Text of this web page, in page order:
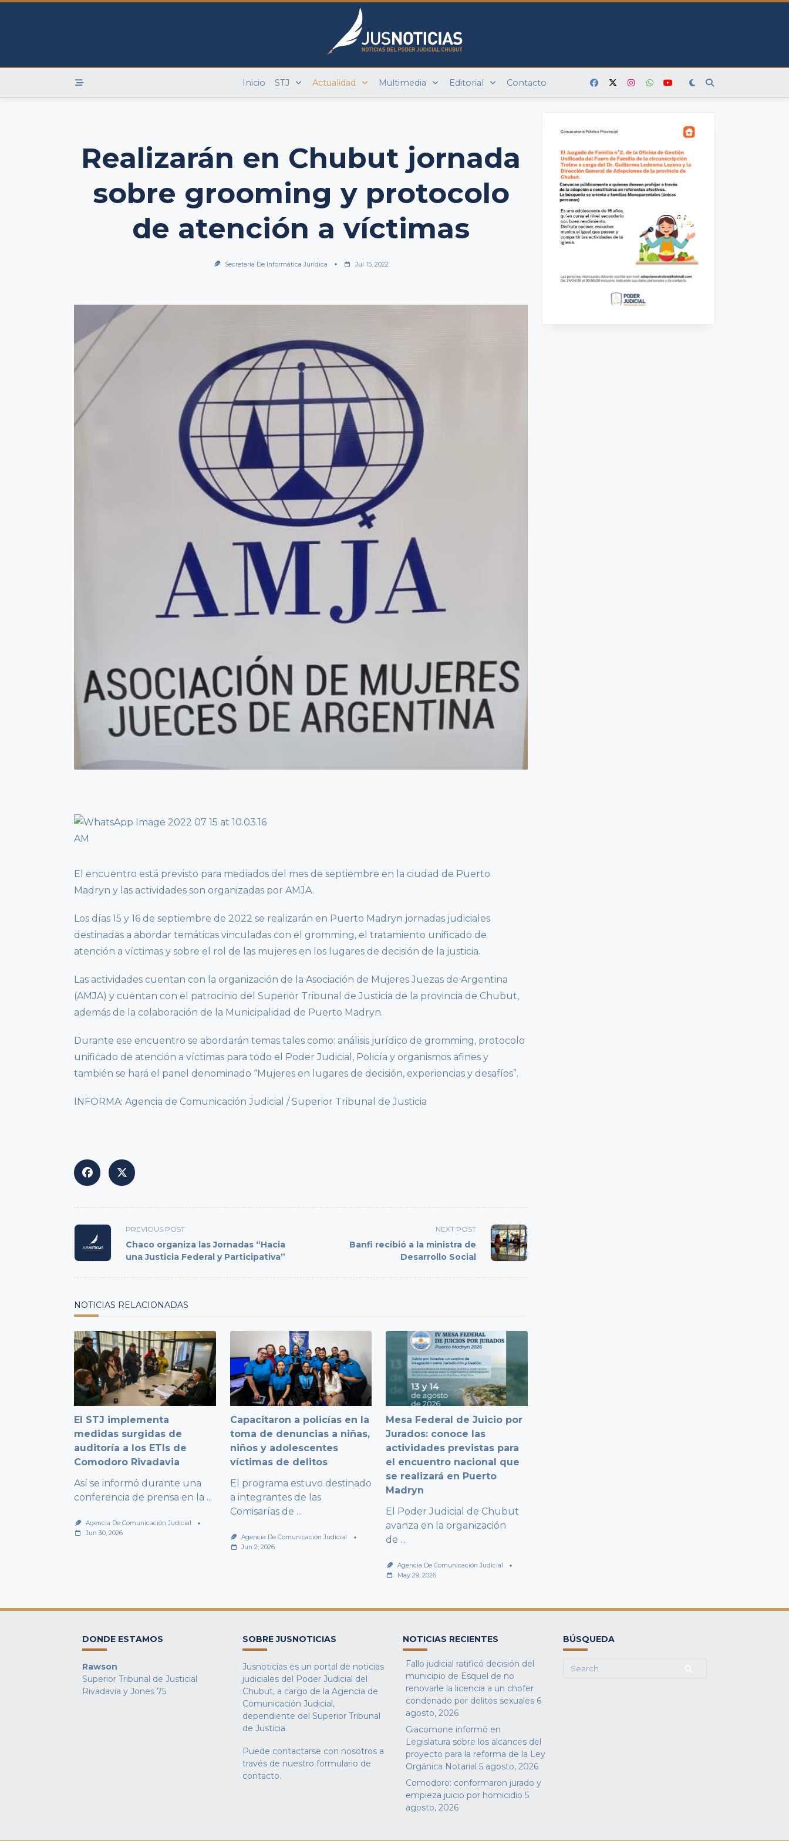
Skip
Inicio STJ Actualidad Multimedia Editorial Contacto
Realizarán en Chubut jornada
sobre grooming y protocolo
de atención a víctimas
Secretaría De Informática Jurídica Jul 15, 2022
El encuentro está previsto para mediados del mes de septiembre en la ciudad de Puerto
Madryn y las actividades son organizadas por AMJA.
Los días 15 y 16 de septiembre de 2022 se realizarán en Puerto Madryn jornadas judiciales
destinadas a abordar temáticas vinculadas con el gromming, el tratamiento unificado de
atención a víctimas y sobre el rol de las mujeres en los lugares de decisión de la justicia.
Las actividades cuentan con la organización de la Asociación de Mujeres Juezas de Argentina
(AMJA) y cuentan con el patrocinio del Superior Tribunal de Justicia de la provincia de Chubut,
además de la colaboración de la Municipalidad de Puerto Madryn.
Durante ese encuentro se abordarán temas tales como: análisis jurídico de gromming, protocolo
unificado de atención a víctimas para todo el Poder Judicial, Policía y organismos afines y
también se hará el panel denominado “Mujeres en lugares de decisión, experiencias y desafíos”.
INFORMA: Agencia de Comunicación Judicial / Superior Tribunal de Justicia
<span
class="nav-
subtitle
PREVIOUS POST
Chaco organiza las Jornadas “Hacia
una Justicia Federal y Participativa”
NEXT POST
Banfi recibió a la ministra de
Desarrollo Social
NOTICIAS RELACIONADAS
El STJ implementa
medidas surgidas de
auditoría a los ETIs de
Comodoro Rivadavia
Así se informó durante una
conferencia de prensa en la ...
Agencia De Comunicación Judicial
Jun 30, 2026
Capacitaron a policías en la
toma de denuncias a niñas,
niños y adolescentes
víctimas de delitos
El programa estuvo destinado
a integrantes de las
Comisarías de ...
Agencia De Comunicación Judicial
Jun 2, 2026
Mesa Federal de Juicio por
Jurados: conoce las
actividades previstas para
el encuentro nacional que
se realizará en Puerto
Madryn
El Poder Judicial de Chubut
avanza en la organización
de ...
Agencia De Comunicación Judicial
May 29, 2026
DONDE ESTAMOS
Rawson
Superior Tribunal de Justicial
Rivadavia y Jones 75
SOBRE JUSNOTICIAS
Jusnoticias es un portal de noticias
judiciales del Poder Judicial del
Chubut, a cargo de la Agencia de
Comunicación Judicial,
dependiente del Superior Tribunal
de Justicia.
Puede contactarse con nosotros a
través de nuestro formulario de
contacto.
NOTICIAS RECIENTES
Fallo judicial ratificó decisión del
municipio de Esquel de no
renovarle la licencia a un chofer
condenado por delitos sexuales 6
agosto, 2026
Giacomone informó en
Legislatura sobre los alcances del
proyecto para la reforma de la Ley
Orgánica Notarial 5 agosto, 2026
Comodoro: conformaron jurado y
empieza juicio por homicidio 5
agosto, 2026
BÚSQUEDA
Search